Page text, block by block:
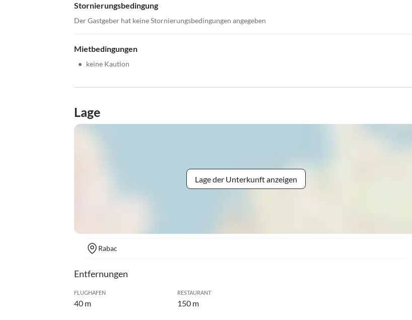
Stornierungsbedingung
Der Gastgeber hat keine Stornierungsbedingungen angegeben
Mietbedingungen
• keine Kaution
Lage
Lage der Unterkunft anzeigen
Rabac
Entfernungen
FLUGHAFEN
40 m
RESTAURANT
150 m